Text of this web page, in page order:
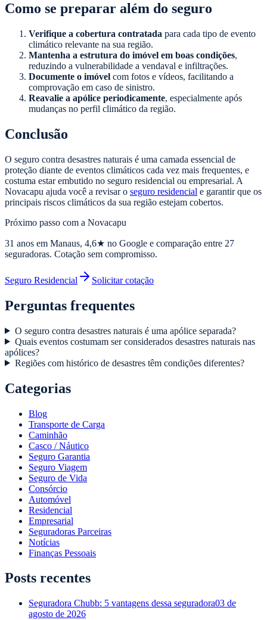
Como se preparar além do seguro
Verifique a cobertura contratada para cada tipo de evento
climático relevante na sua região.
Mantenha a estrutura do imóvel em boas condições,
reduzindo a vulnerabilidade a vendaval e infiltrações.
Documente o imóvel com fotos e vídeos, facilitando a
comprovação em caso de sinistro.
Reavalie a apólice periodicamente, especialmente após
mudanças no perfil climático da região.
Conclusão
O seguro contra desastres naturais é uma camada essencial de
proteção diante de eventos climáticos cada vez mais frequentes, e
costuma estar embutido no seguro residencial ou empresarial. A
Novacapu ajuda você a revisar o seguro residencial e garantir que os
principais riscos climáticos da sua região estejam cobertos.
Próximo passo com a Novacapu
31 anos em Manaus, 4,6★ no Google e comparação entre 27
seguradoras. Cotação sem compromisso.
Seguro Residencial Solicitar cotação
Perguntas frequentes
O seguro contra desastres naturais é uma apólice separada?
Quais eventos costumam ser considerados desastres naturais nas
apólices?
Regiões com histórico de desastres têm condições diferentes?
Categorias
Blog
Transporte de Carga
Caminhão
Casco / Náutico
Seguro Garantia
Seguro Viagem
Seguro de Vida
Consórcio
Automóvel
Residencial
Empresarial
Seguradoras Parceiras
Notícias
Finanças Pessoais
Posts recentes
Seguradora Chubb: 5 vantagens dessa seguradora03 de
agosto de 2026